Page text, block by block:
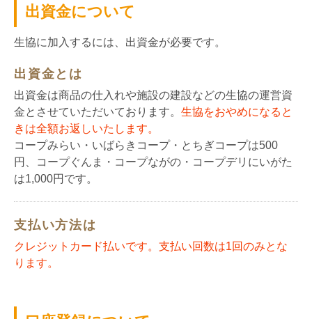
出資金について
生協に加入するには、出資金が必要です。
出資金とは
出資金は商品の仕入れや施設の建設などの生協の運営資
金とさせていただいております。 生協をおやめになると
きは全額お返しいたします。
コープみらい・いばらきコープ・とちぎコープは500
円、コープぐんま・コープながの・コープデリにいがた
は1,000円です。
支払い方法は
クレジットカード払いです。支払い回数は1回のみとな
ります。